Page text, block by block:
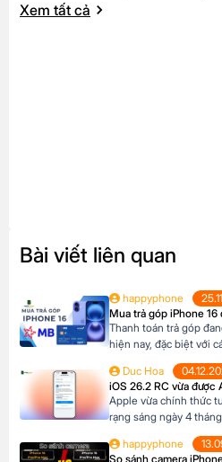
Xem tất cả
Bài viết liên quan
happyphone
Mua trả góp iPhone
Thanh toán trả góp
hiện nay, đặc biệt với
khả năng tài chính tức
Phone, khách hàng có
Duc Hoa
iOS 26.2 RC vừa được
Apple vừa chính thức
rạng sáng ngày 4
Phiên bản này mang
happyphone
So sánh camera